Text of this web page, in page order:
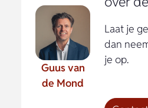
Guus van
de Mond
Laat je
dan
je op.